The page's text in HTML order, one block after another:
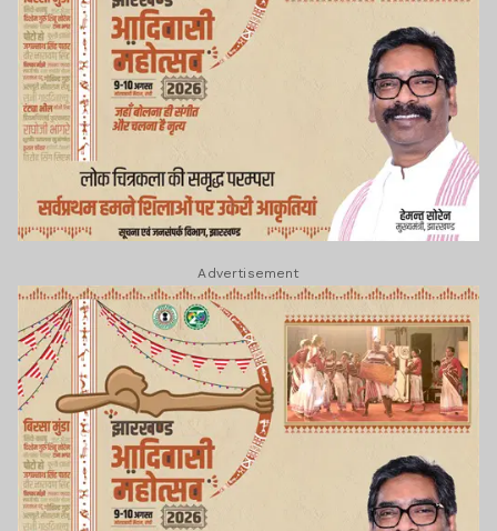
Advertisement